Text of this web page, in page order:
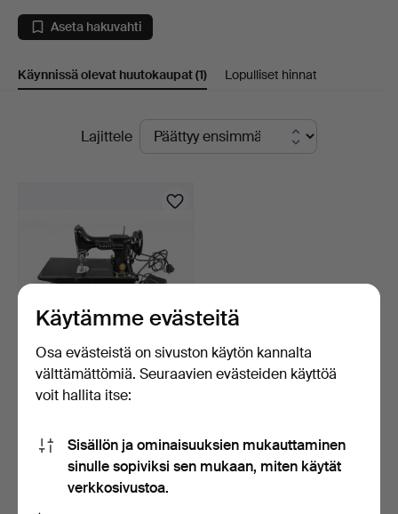
STO
Bohuslän
yrityksessä
Aseta hakuvahti
Käynnissä olevat huutokaupat(1) Lopulliset hinnat
KäynnissäLajittele
OMPELUKONE, Singer
Featherweight 221, Eliz…
317 USD
Aseta hakuvahti
Käytämme evästeitä
Osa evästeistä on sivuston käytön kannalta
välttämättömiä. Seuraavien evästeiden käyttöä
voit hallita itse:
Sisällön ja ominaisuuksien mukauttaminen
sinulle sopiviksi sen mukaan, miten käytät
verkkosivustoa.